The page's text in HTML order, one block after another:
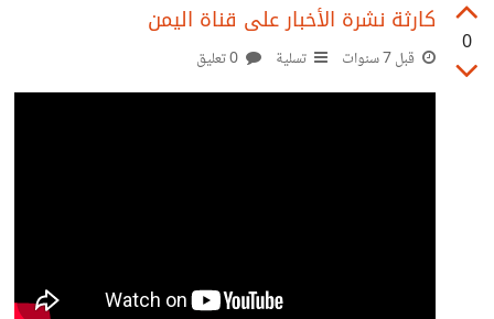
0
كارثة نشرة الأخبار على قناة اليمن
قبل 7 سنوات تسلية